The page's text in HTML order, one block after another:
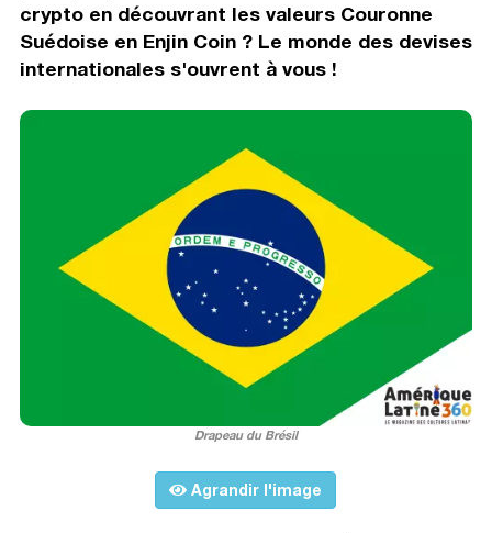
crypto en découvrant les valeurs Couronne
Suédoise en Enjin Coin ? Le monde des devises
internationales s'ouvrent à vous !
Drapeau du Brésil
Agrandir l'image